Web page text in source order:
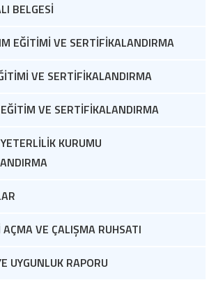
BELGESİ
EĞİTİMİ VE SERTİFİKALANDIRMA
VE SERTİFİKALANDIRMA
VE SERTİFİKALANDIRMA
KURUMU
VE ÇALIŞMA RUHSATI
UYGUNLUK RAPORU